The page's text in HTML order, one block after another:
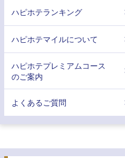
ハピホテランキング
ハピホテマイルについて
ハピホテプレミアムコース
のご案内
よくあるご質問